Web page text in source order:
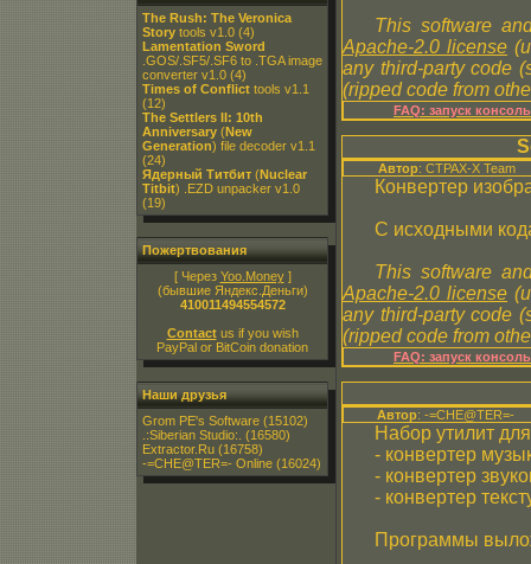
The Rush: The Veronica
Story tools v1.0 (4)
Lamentation Sword
.GOS/.SF5/.SF6 to .TGA image
converter v1.0 (4)
Times of Conflict tools v1.1
(12)
The Settlers II: 10th
Anniversary (New
Generation) file decoder v1.1
(24)
Ядерный Титбит (Nuclear
Titbit) .EZD unpacker v1.0
(19)
Пожертвования
[ Через Yoo.Money]
(бывшие Яндекс.Деньги)
410011494554572
Contactus if you wish
PayPal or BitCoin donation
Наши друзья
Grom PE's Software (15102)
.:Siberian Studio:. (16580)
Extractor.Ru (16758)
-=CHE@TER=- Online (16024)
This software
Apache-2.0 license
any third-party code
(ripped code from
FAQ: запуск
Автор: CTPAX-X Team
Конвертер
С исходными
This software
Apache-2.0 license
any third-party code
(ripped code from
FAQ: запуск
Автор: -=CHE@TER=-
Набор утилит
- конвертер
- конвертер
- конвертер
Программы